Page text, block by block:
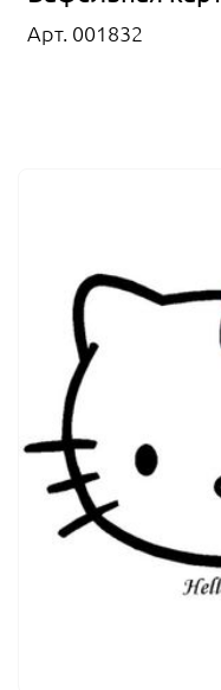
Арт. 001832